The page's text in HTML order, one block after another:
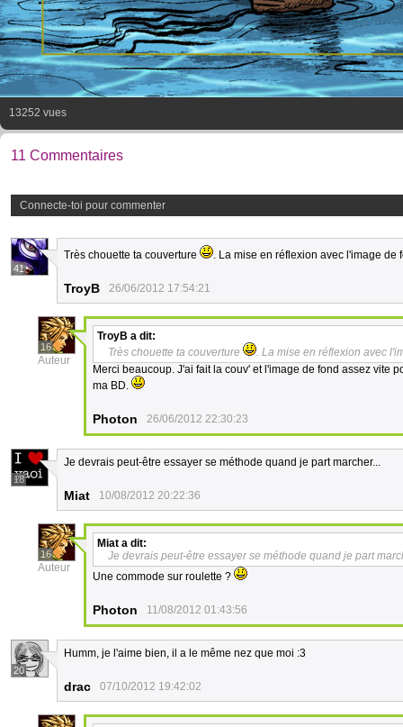
13252 vues
11 Commentaires
Connecte-toi pour commenter
41
Très chouette ta couverture . La mise en réflexion avec l'image de
TroyB 26/06/2012 17:54:21
16
Auteur
TroyB a dit:
Très chouette ta couverture
. La mise en réflexion avec
Merci beaucoup. J'ai fait la couv' et l'image de fond assez vite
ma BD.
Photon 26/06/2012 22:30:23
18
Je devrais peut-être essayer se méthode quand je part marcher...
Miat 10/08/2012 20:22:36
16
Auteur
Miat a dit:
Je devrais peut-être essayer se méthode quand je part
Une commode sur roulette ?
Photon 11/08/2012 01:43:56
20
Humm, je l'aime bien, il a le même nez que moi :3
drac 07/10/2012 19:42:02